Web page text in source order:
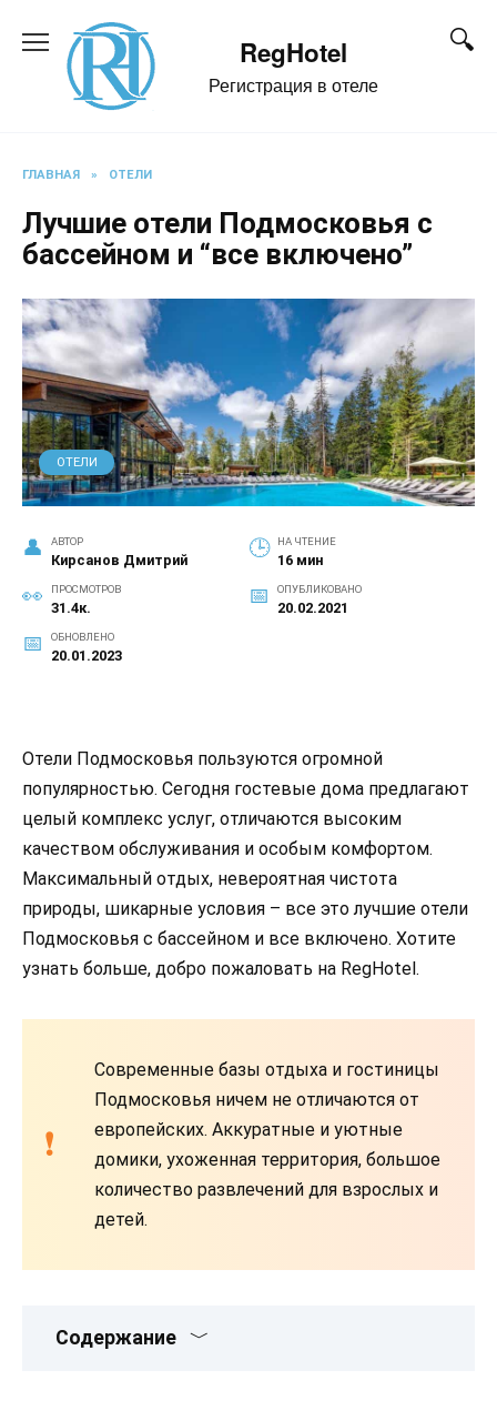
содержанию
RegHotel
Регистрация в отеле
ГЛАВНАЯ » ОТЕЛИ
Лучшие отели Подмосковья с
бассейном и “все включено”
ОТЕЛИ
АВТОР
Кирсанов Дмитрий
НА ЧТЕНИЕ
16 мин
ПРОСМОТРОВ
31.4к.
ОПУБЛИКОВАНО
20.02.2021
ОБНОВЛЕНО
20.01.2023
Отели Подмосковья пользуются огромной
популярностью. Сегодня гостевые дома предлагают
целый комплекс услуг, отличаются высоким
качеством обслуживания и особым комфортом.
Максимальный отдых, невероятная чистота
природы, шикарные условия – все это лучшие отели
Подмосковья с бассейном и все включено. Хотите
узнать больше, добро пожаловать на RegHotel.
Современные базы отдыха и гостиницы
Подмосковья ничем не отличаются от
европейских. Аккуратные и уютные
домики, ухоженная территория, большое
количество развлечений для взрослых и
детей.
Содержание